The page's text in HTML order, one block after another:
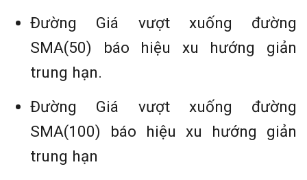
Đường Giá vượt xuống đường
SMA(50) báo hiệu xu hướng giản
trung hạn.
Đường Giá vượt xuống đường
SMA(100) báo hiệu xu hướng giản
trung hạn